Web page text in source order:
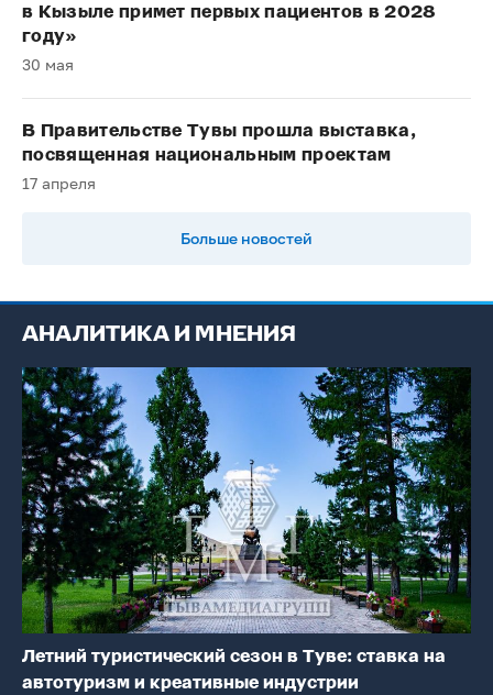
в Кызыле примет первых пациентов в 2028
году»
30 мая
В Правительстве Тувы прошла выставка,
посвященная национальным проектам
17 апреля
Больше новостей
АНАЛИТИКА И МНЕНИЯ
Летний туристический сезон в Туве: ставка на
автотуризм и креативные индустрии